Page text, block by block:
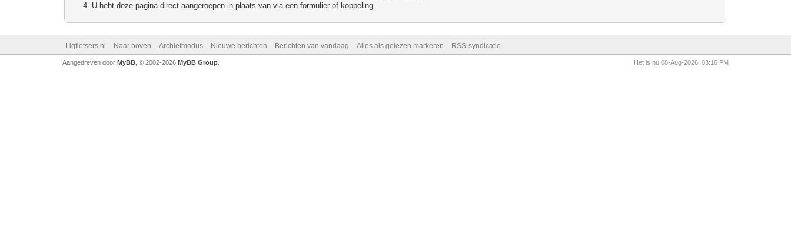
U hebt deze pagina direct aangeroepen in plaats van via een formulier of koppeling.
Ligfietsers.nl Naar boven Archiefmodus Nieuwe berichten Berichten van vandaag Alles als gelezen markeren RSS-syndicatie
Het is nu 08-Aug-2026, 03:16 PM
Aangedreven door MyBB, © 2002-2026 MyBB Group.